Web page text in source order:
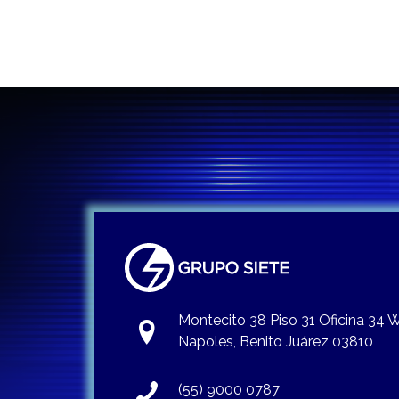
Montecito 38 Piso 31 Oficina 34
Napoles, Benito Juárez 03810
(55) 9000 0787